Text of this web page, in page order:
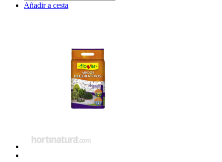
Añadir a cesta